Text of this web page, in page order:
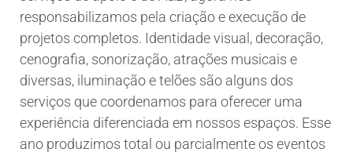
responsabilizamos pela criação e execução de
projetos completos. Identidade visual, decoração,
cenografia, sonorização, atrações musicais e
diversas, iluminação e telões são alguns dos
serviços que coordenamos para oferecer uma
experiência diferenciada em nossos espaços. Esse
ano produzimos total ou parcialmente os eventos